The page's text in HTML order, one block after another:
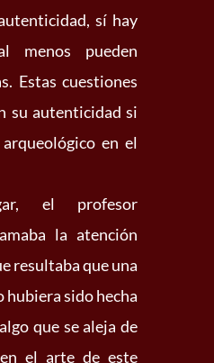
sí hay
menos pueden
Estas cuestiones
su autenticidad si
en el
el profesor
la atención
resultaba que una
hubiera sido hecha
que se aleja de
el arte de este